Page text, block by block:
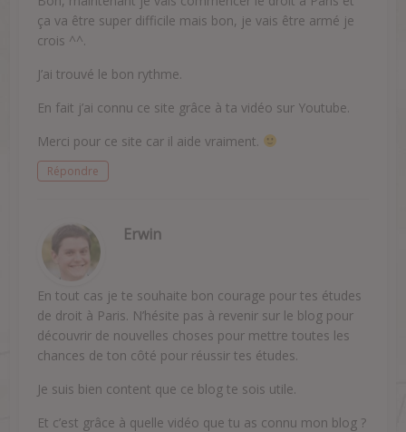
ça va être super difficile mais bon, je vais être armé je
crois ^^.
J’ai trouvé le bon rythme.
En fait j’ai connu ce site grâce à ta vidéo sur Youtube.
Merci pour ce site car il aide vraiment.
Répondre
Erwin
En tout cas je te souhaite bon courage pour tes études
de droit à Paris. N’hésite pas à revenir sur le blog pour
découvrir de nouvelles choses pour mettre toutes les
chances de ton côté pour réussir tes études.
Je suis bien content que ce blog te sois utile.
Et c’est grâce à quelle vidéo que tu as connu mon blog ?